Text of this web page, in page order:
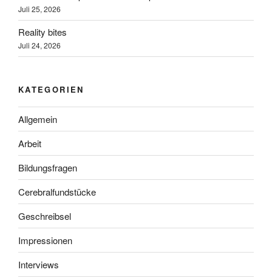
Juli 25, 2026
Reality bites
Juli 24, 2026
KATEGORIEN
Allgemein
Arbeit
Bildungsfragen
Cerebralfundstücke
Geschreibsel
Impressionen
Interviews